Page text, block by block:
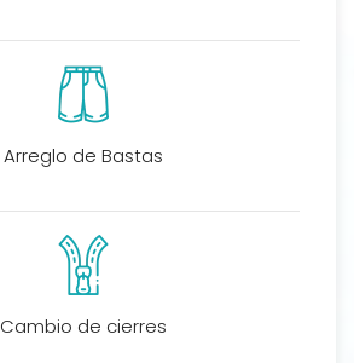
Arreglo de Bastas
Cambio de cierres